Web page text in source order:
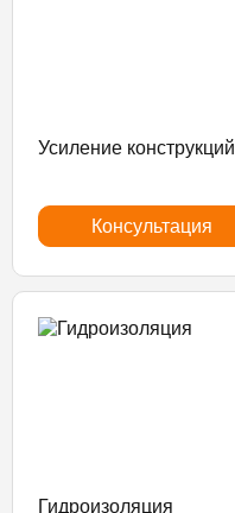
Усиление конструкций
Консультация
Гидроизоляция